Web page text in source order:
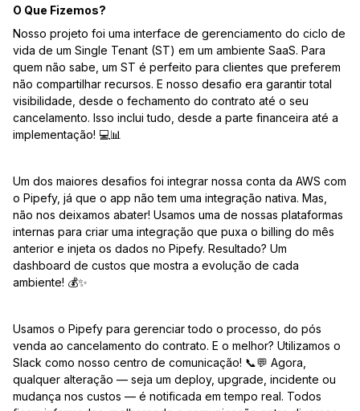
O Que Fizemos?
Nosso projeto foi uma interface de gerenciamento do ciclo de
vida de um Single Tenant (ST) em um ambiente SaaS. Para
quem não sabe, um ST é perfeito para clientes que preferem
não compartilhar recursos. E nosso desafio era garantir total
visibilidade, desde o fechamento do contrato até o seu
cancelamento. Isso inclui tudo, desde a parte financeira até a
implementação! 💻📊
Um dos maiores desafios foi integrar nossa conta da AWS com
o Pipefy, já que o app não tem uma integração nativa. Mas,
não nos deixamos abater! Usamos uma de nossas plataformas
internas para criar uma integração que puxa o billing do mês
anterior e injeta os dados no Pipefy. Resultado? Um
dashboard de custos que mostra a evolução de cada
ambiente! 💰✨
Usamos o Pipefy para gerenciar todo o processo, do pós
venda ao cancelamento do contrato. E o melhor? Utilizamos o
Slack como nosso centro de comunicação! 📞💬 Agora,
qualquer alteração — seja um deploy, upgrade, incidente ou
mudança nos custos — é notificada em tempo real. Todos